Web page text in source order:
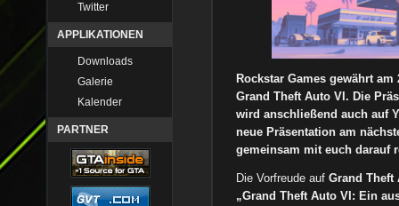
Twitter
APPLIKATIONEN
Downloads
Galerie
Kalender
PARTNER
Rockstar Games gewährt
Grand Theft Auto VI. Die
wird anschließend auch auf
neue Präsentation am
gemeinsam mit euch darauf
Die Vorfreude aufGrand Theft
„Grand Theft Auto VI: Ein